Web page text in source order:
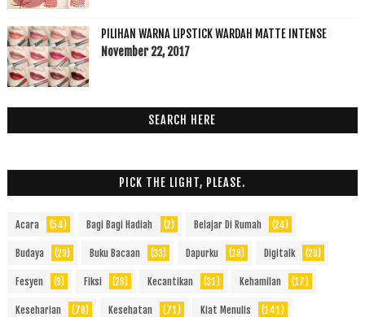
PILIHAN WARNA LIPSTICK WARDAH MATTE INTENSE
November 22, 2017
SEARCH HERE
PICK THE LIGHT, PLEASE.
Acara (54) Bagi Bagi Hadiah (2) Belajar Di Rumah (24)
Budaya (29) Buku Bacaan (33) Dapurku (18) Digitalk (28)
Fesyen (9) Fiksi (28) Kecantikan (31) Kehamilan (17)
Keseharian (78) Kesehatan (71) Kiat Menulis (141)